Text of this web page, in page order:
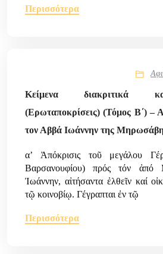
Περισσότερα
Κείμενα διακριτικά
(Ερωταποκρίσεις) (Τόμος Β΄) –
τον Αββά Ιωάννην της
α’ Ἀπόκρισις τοῦ μεγάλου
Βαρσανουφίου) πρός τόν ἀπό
Ἰωάννην, αἰτήσαντα ἐλθεῖν καί
τῷ κοινοβίῳ. Γέγραπται ἐν τῷ
Περισσότερα